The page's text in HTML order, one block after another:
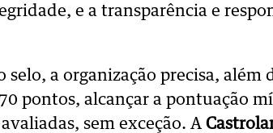
e a transparência e
selo, a organização precisa, além
pontos, alcançar a pontuação
sem exceção. A